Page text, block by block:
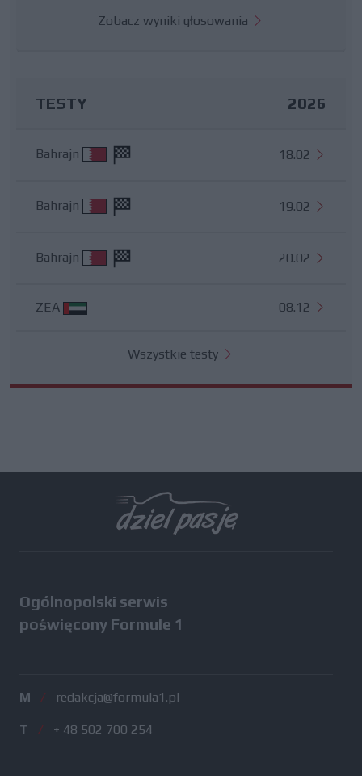
Zobacz wyniki głosowania
TESTY 2026
Bahrajn 18.02
Bahrajn 19.02
Bahrajn 20.02
ZEA 08.12
Wszystkie testy
Ogólnopolski serwis
poświęcony Formule 1
M / redakcja@formula1.pl
T / + 48 502 700 254